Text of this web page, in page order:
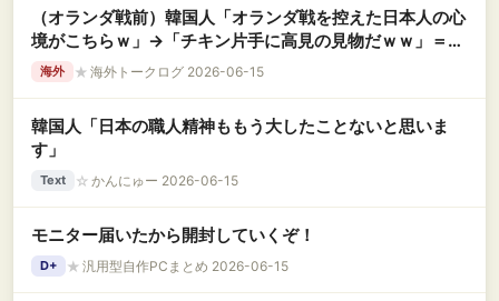
（オランダ戦前）韓国人「オランダ戦を控えた日本人の心
境がこちらｗ」→「チキン片手に高見の見物だｗｗ」＝韓
国の反応
海外 ★ 海外トークログ 2026-06-15
韓国人「日本の職人精神ももう大したことないと思いま
す」
Text ☆ かんにゅー 2026-06-15
モニター届いたから開封していくぞ！
D+ ★ 汎用型自作PCまとめ 2026-06-15